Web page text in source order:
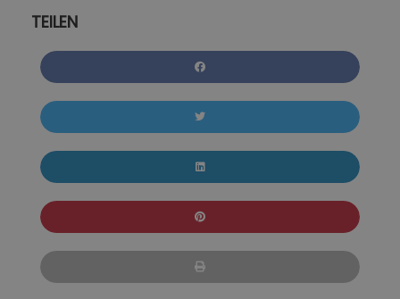
TEILEN